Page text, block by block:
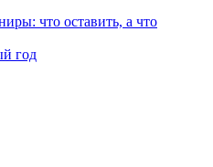
что оставить, а что
год